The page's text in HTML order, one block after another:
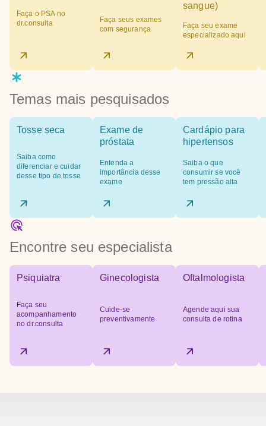
Faça o PSA no
dr.consulta
Faça seus exames
com segurança
sangue)
Faça seu exame
especializado aqui
Temas mais pesquisados
Tosse seca
Saiba como
diferenciar e cuidar
desse tipo de tosse
Exame de
próstata
Entenda a
importância desse
exame
Cardápio para
hipertensos
Saiba o que
consumir se você
tem pressão alta
Encontre seu especialista
Psiquiatra
Faça seu
acompanhamento
no dr.consulta
Ginecologista
Cuide-se
preventivamente
Oftalmologista
Agende aqui sua
consulta de rotina